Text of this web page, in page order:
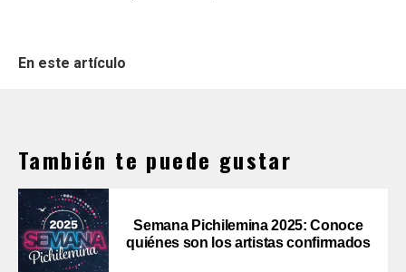
En este artículo
También te puede gustar
Semana Pichilemina 2025: Conoce
quiénes son los artistas confirmados